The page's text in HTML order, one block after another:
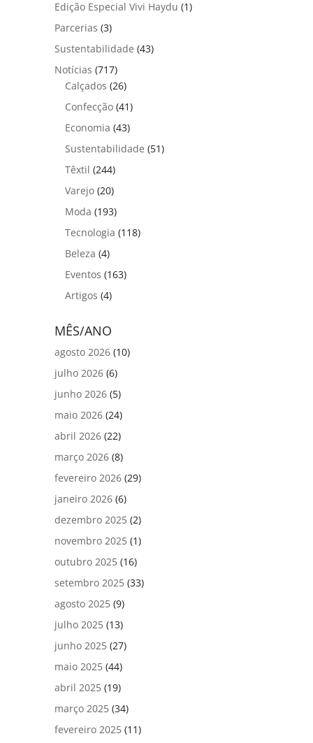
Edição Especial Vivi Haydu (1)
Parcerias (3)
Sustentabilidade (43)
Notícias (717)
Calçados (26)
Confecção (41)
Economia (43)
Sustentabilidade (51)
Têxtil (244)
Varejo (20)
Moda (193)
Tecnologia (118)
Beleza (4)
Eventos (163)
Artigos (4)
MÊS/ANO
agosto 2026 (10)
julho 2026 (6)
junho 2026 (5)
maio 2026 (24)
abril 2026 (22)
março 2026 (8)
fevereiro 2026 (29)
janeiro 2026 (6)
dezembro 2025 (2)
novembro 2025 (1)
outubro 2025 (16)
setembro 2025 (33)
agosto 2025 (9)
julho 2025 (13)
junho 2025 (27)
maio 2025 (44)
abril 2025 (19)
março 2025 (34)
fevereiro 2025 (11)